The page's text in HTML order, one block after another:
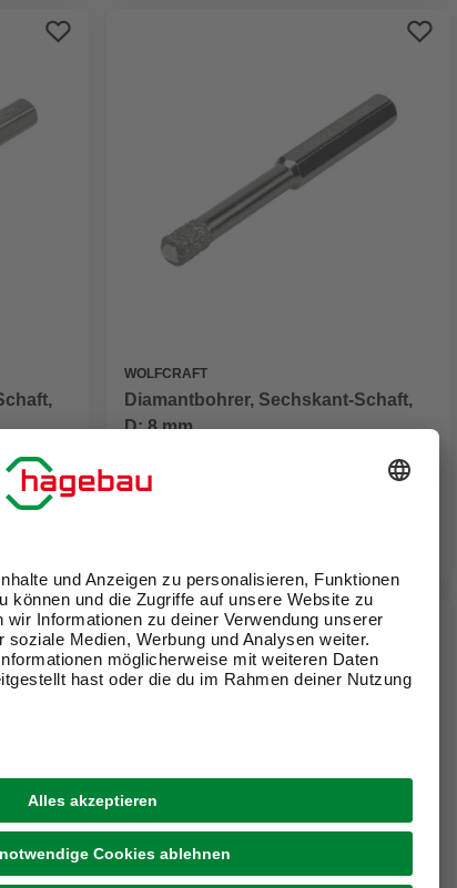
WOLFCRAFT
Diamantbohrer, Sechskant-Schaft,
D: 8 mm
15,99 €